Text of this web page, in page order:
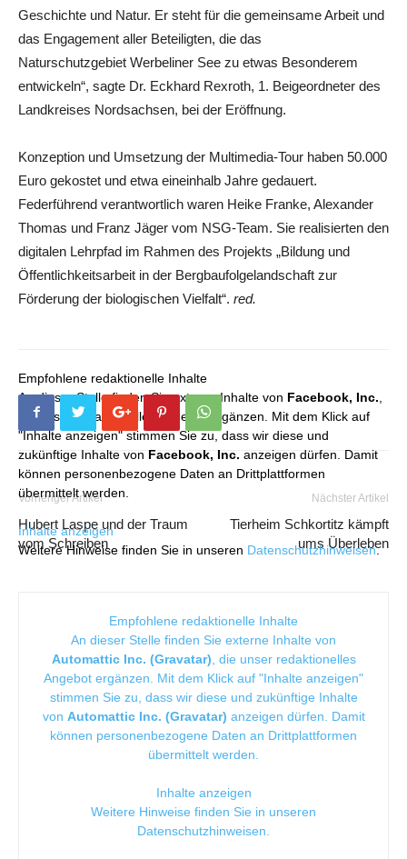
Geschichte und Natur. Er steht für die gemeinsame Arbeit und
das Engagement aller Beteiligten, die das
Naturschutzgebiet Werbeliner See zu etwas Besonderem
entwickeln“, sagte Dr. Eckhard Rexroth, 1. Beigeordneter des
Landkreises Nordsachsen, bei der Eröffnung.
Konzeption und Umsetzung der Multimedia-Tour haben 50.000
Euro gekostet und etwa eineinhalb Jahre gedauert.
Federführend verantwortlich waren Heike Franke, Alexander
Thomas und Franz Jäger vom NSG-Team. Sie realisierten den
digitalen Lehrpfad im Rahmen des Projekts „Bildung und
Öffentlichkeitsarbeit in der Bergbaufolgelandschaft zur
Förderung der biologischen Vielfalt“. red.
Empfohlene redaktionelle Inhalte
An dieser Stelle finden Sie externe Inhalte von Facebook, Inc.
die unser redaktionelles Angebot ergänzen. Mit dem Klick auf
"Inhalte anzeigen" stimmen Sie zu, dass wir diese und
zukünftige Inhalte von Facebook, Inc. anzeigen dürfen. Damit
können personenbezogene Daten an Drittplattformen
übermittelt werden.
Inhalte anzeigen
Weitere Hinweise finden Sie in unseren Datenschutzhinweisen.
Vorheriger Artikel
Hubert Laspe und der Traum
vom Schreiben
Nächster Artikel
Tierheim Schkortitz kämpft
ums Überleben
Empfohlene redaktionelle Inhalte
An dieser Stelle finden Sie externe Inhalte von
Automattic Inc. (Gravatar) , die unser redaktionelles
Angebot ergänzen. Mit dem Klick auf "Inhalte anzeigen"
stimmen Sie zu, dass wir diese und zukünftige Inhalte
von Automattic Inc. (Gravatar) anzeigen dürfen. Damit
können personenbezogene Daten an Drittplattformen
übermittelt werden.
Inhalte anzeigen
Weitere Hinweise finden Sie in unseren
Datenschutzhinweisen